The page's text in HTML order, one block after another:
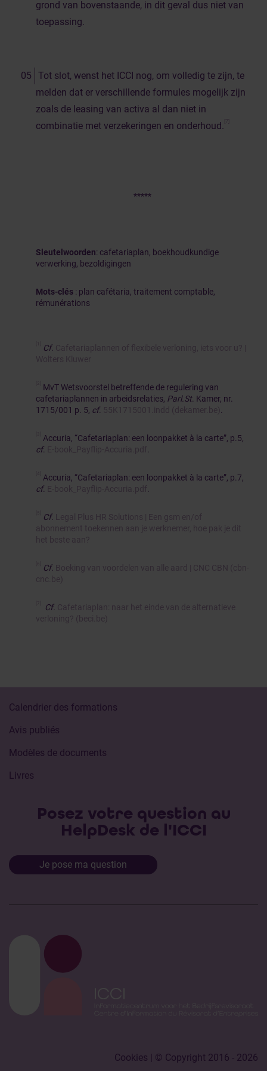
grond van bovenstaande, in dit geval dus niet van
toepassing.
Tot slot, wenst het ICCI nog, om volledig te zijn, te
melden dat er verschillende formules mogelijk zijn
zoals de leasing van activa al dan niet in
combinatie met verzekeringen en onderhoud. [7]
*****
Sleutelwoorden: cafetariaplan, boekhoudkundige
verwerking, bezoldigingen
Mots-clés : plan cafétaria, traitement comptable,
rémunérations
Cf. Cafetariaplannen of flexibele verloning, iets voor u? |
Wolters Kluwer
MvT Wetsvoorstel betreffende de regulering van
cafetariaplannen in arbeidsrelaties, Parl.St . Kamer, nr.
1715/001 p. 5, cf. 55K1715001.indd (dekamer.be)
Accuria, “Cafetariaplan: een loonpakket à la carte”, p.5,
cf. E-book_Payflip-Accuria.pdf
Accuria, “Cafetariaplan: een loonpakket à la carte”, p.7,
cf. E-book_Payflip-Accuria.pdf
Cf.
Legal Plus HR Solutions | Een gsm en/of
abonnement toekennen aan je werknemer, hoe pak je dit
het beste aan?
Cf. Boeking van voordelen van alle aard | CNC CBN (cbn-
cnc.be)
Cf. Cafetariaplan: naar het einde van de alternatieve
verloning? (beci.be)
Calendrier des formations
Avis publiés
Modèles de documents
Livres
Posez votre question au
HelpDesk de l'ICCI
Je pose ma question
Cookies | © Copyright 2016 - 2026